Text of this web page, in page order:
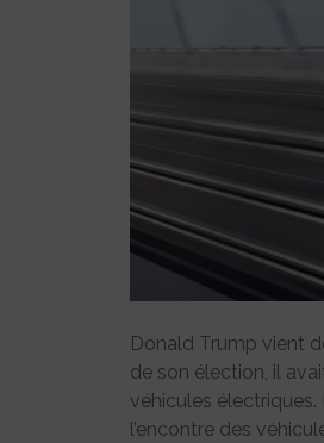
Donald Trump vient
de son élection, il
véhicules électriques.
l’encontre des